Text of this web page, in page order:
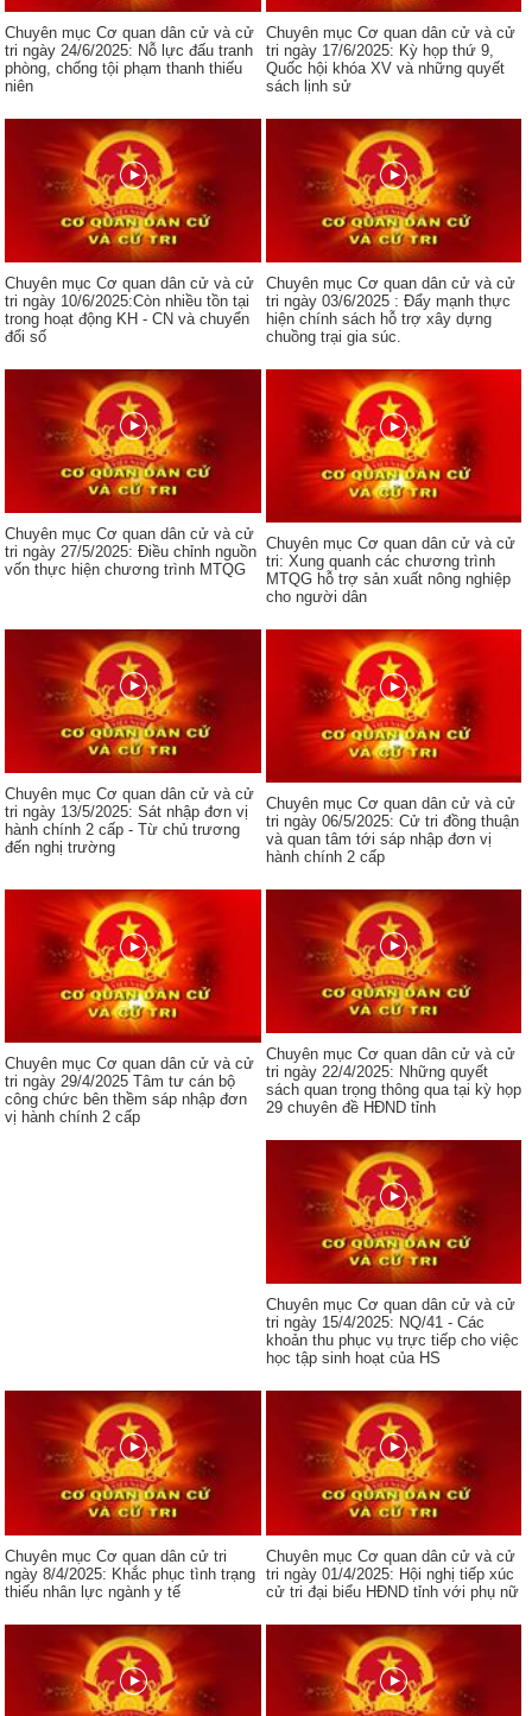
Chuyên mục Cơ quan dân cử và cử
tri ngày 24/6/2025: Nỗ lực đấu tranh
phòng, chống tội phạm thanh thiếu
niên
Chuyên mục Cơ quan dân cử và cử
tri ngày 17/6/2025: Kỳ họp thứ 9,
Quốc hội khóa XV và những quyết
sách lịnh sử
Chuyên mục Cơ quan dân cử và cử
tri ngày 10/6/2025:Còn nhiều tồn tại
trong hoạt động KH - CN và chuyển
đổi số
Chuyên mục Cơ quan dân cử và cử
tri ngày 03/6/2025 : Đẩy mạnh thực
hiện chính sách hỗ trợ xây dựng
chuồng trại gia súc.
Chuyên mục Cơ quan dân cử và cử
tri ngày 27/5/2025: Điều chỉnh nguồn
vốn thực hiện chương trình MTQG
Chuyên mục Cơ quan dân cử và cử
tri: Xung quanh các chương trình
MTQG hỗ trợ sản xuất nông nghiệp
cho người dân
Chuyên mục Cơ quan dân cử và cử
tri ngày 13/5/2025: Sát nhập đơn vị
hành chính 2 cấp - Từ chủ trương
đến nghị trường
Chuyên mục Cơ quan dân cử và cử
tri ngày 06/5/2025: Cử tri đồng thuận
và quan tâm tới sáp nhập đơn vị
hành chính 2 cấp
Chuyên mục Cơ quan dân cử và cử
tri ngày 29/4/2025 Tâm tư cán bộ
công chức bên thềm sáp nhập đơn
vị hành chính 2 cấp
Chuyên mục Cơ quan dân cử và cử
tri ngày 22/4/2025: Những quyết
sách quan trọng thông qua tại kỳ họp
29 chuyên đề HĐND tỉnh
Chuyên mục Cơ quan dân cử và cử
tri ngày 15/4/2025: NQ/41 - Các
khoản thu phục vụ trực tiếp cho việc
học tập sinh hoạt của HS
Chuyên mục Cơ quan dân cử tri
ngày 8/4/2025: Khắc phục tình trạng
thiếu nhân lực ngành y tế
Chuyên mục Cơ quan dân cử và cử
tri ngày 01/4/2025: Hội nghị tiếp xúc
cử tri đại biểu HĐND tỉnh với phụ nữ